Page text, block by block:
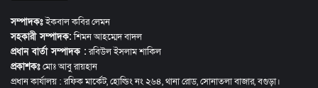
সম্পাদকঃইকবাল কবির লেমন
সহকারী সম্পাদক:শিমন আহম্মেদ বাদল
প্রধান বার্তা সম্পাদক :রবিউল ইসলাম শাকিল
প্রকাশকঃমোঃ আবু রায়হান
প্রধান কার্যালয় : রফিক মার্কেট, হোল্ডিং নং ২৬৪, থানা রোড, সোনাতলা বাজার, বগুড়া।